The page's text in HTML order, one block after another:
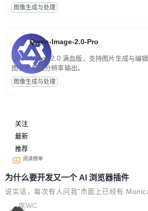
图像生成与处理
Qwen-Image-2.0-Pro
Qwen-Image-2.0 满血版，支持图片生成与编
图参考和高分辨率输出。
图像生成与处理
关注
最新
推荐
阅读榜单
为什么要开发又一个 AI 浏览器插件
说实话，每次有人问我"市面上已经有
Sider、Copilot for Chrome 这些 AI 浏览器
席WC